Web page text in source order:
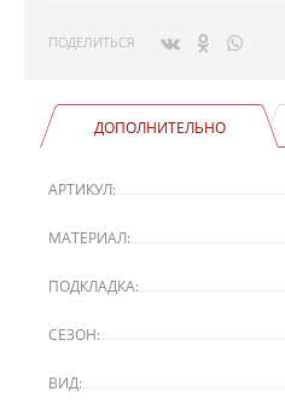
ПОДЕЛИТЬСЯ
ДОПОЛНИТЕЛЬНО
АРТИКУЛ:
МАТЕРИАЛ:
ПОДКЛАДКА:
СЕЗОН:
ВИД: